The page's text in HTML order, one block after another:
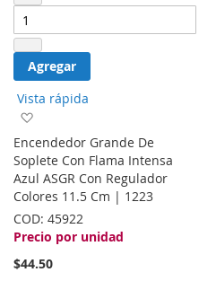
Agregar
Vista rápida
la
lista
de
deseos
Encendedor Grande De
Soplete Con Flama Intensa
Azul ASGR Con Regulador
Colores 11.5 Cm | 1223
COD: 45922
Precio por unidad
$44.50